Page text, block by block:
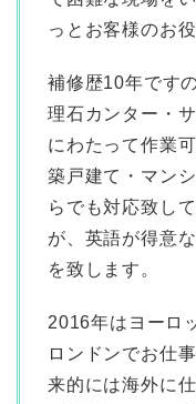
っとお客様のお
補修歴10年です
理石カンター・
にわたって作業
築戸建て・マン
らでも対応致し
が、英語が得意
を致します。
2016年はヨーロ
ロンドンでお仕
来的には海外に